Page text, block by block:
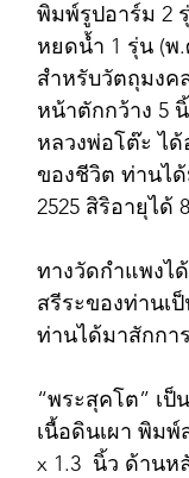
พิมพ์รูปอาร์ม 2
หยดน้ำ 1 รุ่น (พ
สำหรับวัตถุมงค
หน้าตักกว้าง 5
หลวงพ่อโต๊ะ ไ
ของชีวิต ท่านไ
2525 สิริอายุได้
ทางวัดกำแพงไ
สรีระของท่านเ
ท่านได้มาสักกา
“พระสุคโต” เ
เนื้อดินเผา พิม
x 1.3  นิ้ว ด้านห